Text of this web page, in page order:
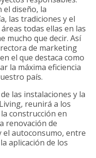
el diseño, la
las tradiciones y el
todas ellas en las
mucho que decir. Así
de marketing
el que destaca como
la máxima eficiencia
país.
las instalaciones y la
reunirá a los
construcción en
renovación de
el autoconsumo, entre
aplicación de los